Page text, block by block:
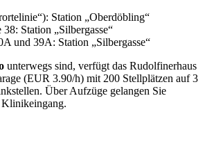
Station „Oberdöbling“
Station „Silbergasse“
und 39A: Station „Silbergasse“
unterwegs sind, verfügt das Rudolfinerhaus
(EUR 3.90/h) mit 200 Stellplätzen auf 3
Über Aufzüge gelangen Sie